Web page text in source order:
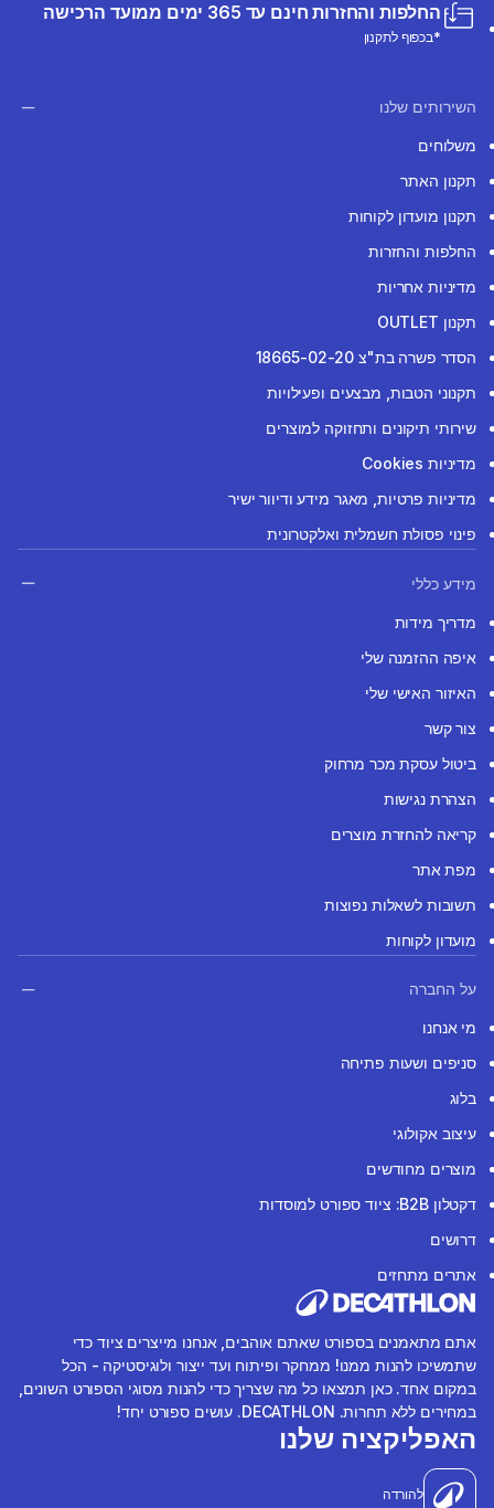
החלפות והחזרות חינם עד 365 ימים ממועד הרכישה
*בכפוף לתקנון
השירותים שלנו
משלוחים
תקנון האתר
תקנון מועדון לקוחות
החלפות והחזרות
מדיניות אחריות
תקנון OUTLET
הסדר פשרה בת"צ 18665-02-20
תקנוני הטבות, מבצעים ופעילויות
שירותי תיקונים ותחזוקה למוצרים
מדיניות Cookies
מדיניות פרטיות, מאגר מידע ודיוור ישיר
פינוי פסולת חשמלית ואלקטרונית
מידע כללי
מדריך מידות
איפה ההזמנה שלי
האיזור האישי שלי
צור קשר
ביטול עסקת מכר מרחוק
הצהרת נגישות
קריאה להחזרת מוצרים
מפת אתר
תשובות לשאלות נפוצות
מועדון לקוחות
על החברה
מי אנחנו
סניפים ושעות פתיחה
בלוג
עיצוב אקולוגי
מוצרים מחודשים
דקטלון B2B: ציוד ספורט למוסדות
דרושים
אתרים מתחזים
אתם מתאמנים בספורט שאתם אוהבים, אנחנו מייצרים ציוד כדי
שתמשיכו להנות ממנו! ממחקר ופיתוח ועד ייצור ולוגיסטיקה - הכל
במקום אחד. כאן תמצאו כל מה שצריך כדי להנות מסוגי הספורט השונים,
במחירים ללא תחרות. DECATHLON. עושים ספורט יחד!
האפליקציה שלנו
להורדה